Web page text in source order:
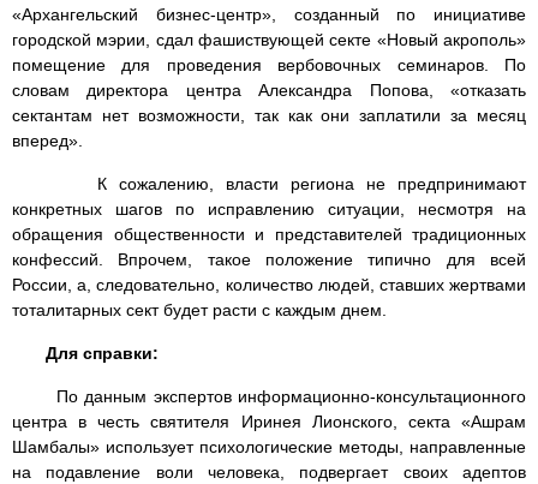
«Архангельский бизнес-центр», созданный по инициативе
городской мэрии, сдал фашиствующей секте «Новый акрополь»
помещение для проведения вербовочных семинаров. По
словам директора центра Александра Попова, «отказать
сектантам нет возможности, так как они заплатили за месяц
вперед».
К сожалению, власти региона не предпринимают
конкретных шагов по исправлению ситуации, несмотря на
обращения общественности и представителей традиционных
конфессий. Впрочем, такое положение типично для всей
России, а, следовательно, количество людей, ставших жертвами
тоталитарных сект будет расти с каждым днем.
Для справки:
По данным экспертов информационно-консультационного
центра в честь святителя Иринея Лионского, секта «Ашрам
Шамбалы» использует психологические методы, направленные
на подавление воли человека, подвергает своих адептов